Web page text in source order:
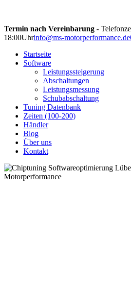
Termin nach Vereinbarung -
18:00Uhrinfo@ms-motorperformance.de
Startseite
Software
Leistungssteigerung
Abschaltungen
Leistungsmessung
Schubabschaltung
Tuning Datenbank
Zeiten (100-200)
Händler
Blog
Über uns
Kontakt